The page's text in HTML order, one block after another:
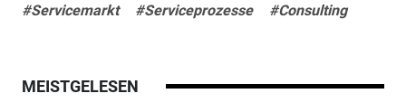
#Servicemarkt
#Serviceprozesse #Consulting
MEISTGELESEN